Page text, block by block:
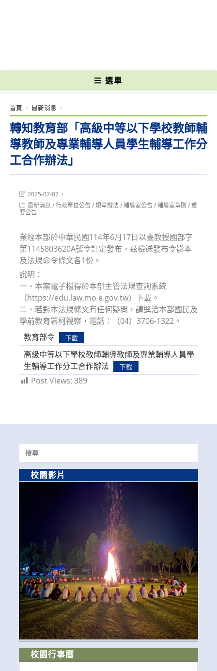
選單
轉知教育部「高級中等以下學校教師輔
導教師及專業輔導人員學生輔導工作分
工合作辦法」
首頁 > 最新消息 >
Post
last
modified:
2025-07-07
Post
category:
最新消息 /行政單位公告/規章辦法/輔導室公告/輔導室章則 /重
要公告
業經本部於中華民國114年6月17日以臺教授國部字
第1145803620A號令訂定發布，茲檢送發布令影本
及法規命令條文各1份。
說明：
一、本案電子檔得於本部主管法規查詢系統
（https://edu.law.mo e.gov.tw）下載。
二、若對本法規條文有任何疑問，請逕洽本部國民及
學前教育署柯視察，電話：（04）3706-1322。
教育部令
下載
高級中等以下學校教師輔導教師及專業輔導人員學
生輔導工作分工合作辦法
下載
Post Views: 389
Search
for:
校園影片
校園行事曆